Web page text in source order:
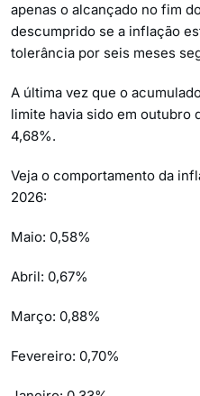
apenas o alcançado no fim
descumprido se a inflação
tolerância por seis meses
A última vez que o
limite havia sido em outubro
4,68%.
Veja o comportamento da
2026:
Maio: 0,58%
Abril: 0,67%
Março: 0,88%
Fevereiro: 0,70%